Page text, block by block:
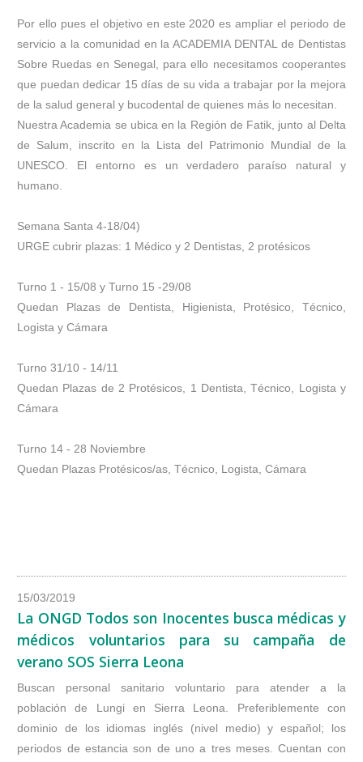
Por ello pues el objetivo en este 2020 es ampliar el periodo de
servicio a la comunidad en la ACADEMIA DENTAL de Dentistas
Sobre Ruedas en Senegal, para ello necesitamos cooperantes
que puedan dedicar 15 días de su vida a trabajar por la mejora
de la salud general y bucodental de quienes más lo necesitan.
Nuestra Academia se ubica en la Región de Fatik, junto al Delta
de Salum, inscrito en la Lista del Patrimonio Mundial de la
UNESCO. El entorno es un verdadero paraíso natural y
humano.
Semana Santa 4-18/04)
URGE cubrir plazas: 1 Médico y 2 Dentistas, 2 protésicos
Turno 1 - 15/08 y Turno 15 -29/08
Quedan Plazas de Dentista, Higienista, Protésico, Técnico,
Logista y Cámara
Turno 31/10 - 14/11
Quedan Plazas de 2 Protésicos, 1 Dentista, Técnico, Logista y
Cámara
Turno 14 - 28 Noviembre
Quedan Plazas Protésicos/as, Técnico, Logista, Cámara
15/03/2019
La ONGD Todos son Inocentes busca médicas y
médicos voluntarios para su campaña de
verano SOS Sierra Leona
Buscan personal sanitario voluntario para atender a la
población de Lungi en Sierra Leona. Preferiblemente con
dominio de los idiomas inglés (nivel medio) y español; los
periodos de estancia son de uno a tres meses. Cuentan con